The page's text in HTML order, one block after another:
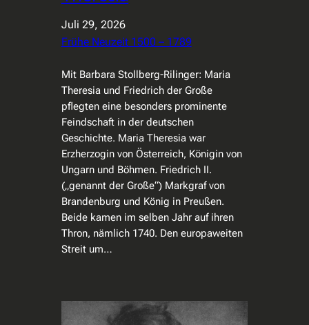
Juli 29, 2026
Frühe Neuzeit 1500 – 1789
Mit Barbara Stollberg-Rilinger: Maria
Theresia und Friedrich der Große
pflegten eine besonders prominente
Feindschaft in der deutschen
Geschichte. Maria Theresia war
Erzherzogin von Österreich, Königin von
Ungarn und Böhmen. Friedrich II.
(„genannt der Große“) Markgraf von
Brandenburg und König in Preußen.
Beide kamen im selben Jahr auf ihren
Thron, nämlich 1740. Den europaweiten
Streit um…